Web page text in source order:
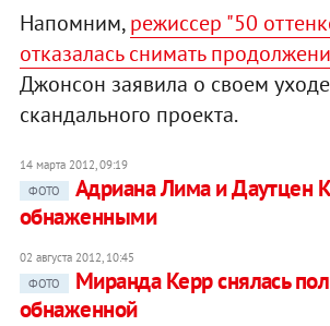
Напомним,режиссер "50
отказалась снимать
Джонсон заявила о своем
скандального проекта.
14 марта 2012, 09:19
ФОТО
Адриана Лима и Даутцен
обнаженными
02 августа 2012, 10:45
ФОТО
Миранда Керр снялась
обнаженной